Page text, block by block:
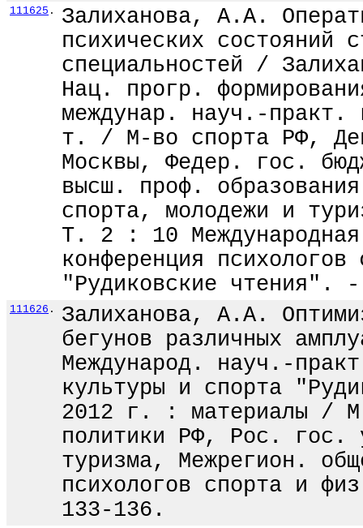
111625 .
Залиханова, А.А.
психических состояний
специальностей /
Нац. прогр.
междунар. науч.-
т. / М-во спорта РФ,
Москвы, Федер. гос.
высш. проф.
спорта, молодежи и
Т. 2 : 10 Международная
конференция
"Рудиковские чтения".
111626 .
Залиханова, А.А.
бегунов различных
Международ. науч.-
культуры и спорта
2012 г. : материалы /
политики РФ, Рос. гос.
туризма, Межрегион.
психологов спорта и
133-136.